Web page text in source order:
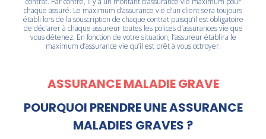
chaque assuré. Le maximum d’assurance vie d’un client sera toujours
établi lors de la souscription de chaque contrat puisqu’il est obligatoire
de déclarer à chaque assureur toutes les polices d’assurances vie que
vous détenez. En fonction de votre situation, l’assureur établira le
maximum d’assurance vie qu’il est prêt à vous octroyer.
ASSURANCE MALADIE GRAVE
POURQUOI PRENDRE UNE ASSURANCE
MALADIES GRAVES ?